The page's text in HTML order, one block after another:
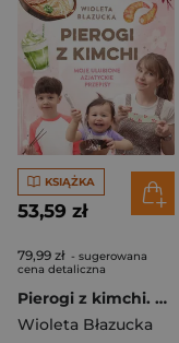
KSIĄŻKA
53,59 zł
79,99 zł - sugerowana
cena detaliczna
Pierogi z kimchi. Moje ulubione azjatyckie przepisy
Wioleta Błazucka